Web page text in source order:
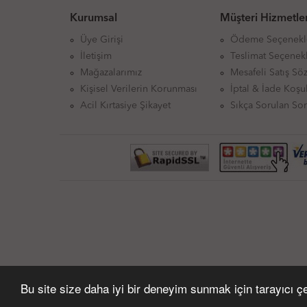
Bu site size daha iyi bir deneyim sunmak için tarayıcı
Dünya Klasik
Biyografi
Deneme / Yazın
Mizah
Kişisel Gelişim
Dini Yayınlar
Kurumsal
Üye Girişi
İletişim
Mağazalarımız
Kişisel Verilerin Korunması
Acil Kırtasiye Şikayet
Müşteri
Ödeme
Teslimat
Mesafeli Satış
İptal & İade
Sıkça Sorulan